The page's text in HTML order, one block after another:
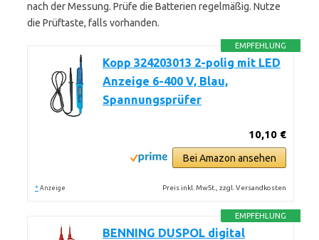
nach der Messung. Prüfe die Batterien regelmäßig. Nutze
die Prüftaste, falls vorhanden.
EMPFEHLUNG
Kopp 324203013 2-polig mit LED
Anzeige 6-400 V, Blau,
Spannungsprüfer
10,10 €
Bei Amazon ansehen
* Anzeige Preis inkl. MwSt., zzgl. Versandkosten
EMPFEHLUNG
BENNING DUSPOL digital